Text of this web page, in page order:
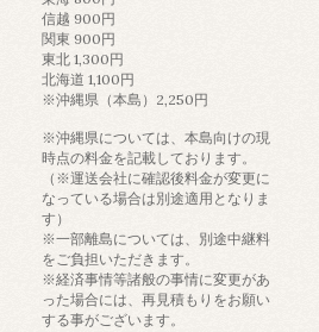
信越 900円
関東 900円
東北 1,300円
北海道 1,100円
※沖縄県（本島）2,250円
※沖縄県については、本島向けの現
時点の料金を記載しております。
（※運送会社に確認後料金が変更に
なっている場合は別途適用となりま
す）
※一部離島については、別途中継料
をご負担いただきます。
※経済事情等諸般の事情に変更があ
った場合には、再見積もりをお願い
する事がございます。